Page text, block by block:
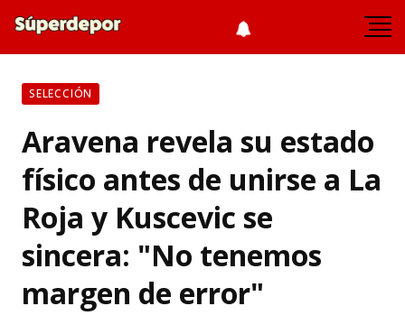
SELECCIÓN
Aravena revela su estado
físico antes de unirse a La
Roja y Kuscevic se
sincera: "No tenemos
margen de error"